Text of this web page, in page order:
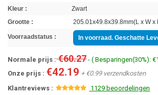
Kleur :
Zwart
Grootte :
205.01x49.8x39.8mm(L x W x
Voorraadstatus : In voorraad. Geschatte
Normale prijs :€60.27- ( Besparingen(30%):
Onze prijs : €42.19 + €0.99 verzendkosten
Klantreviews :
1129 beoordelingen